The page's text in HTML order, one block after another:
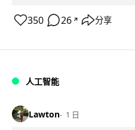
350 26 ↗ 分享
人工智能
Lawton 1 日